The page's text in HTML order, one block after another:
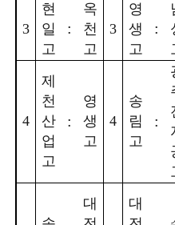
3
현
일
고
:
옥
천
고
3
영
생
고
:
4
제
천
산
업
고
:
영
생
고
4
송
림
고
:
대
대